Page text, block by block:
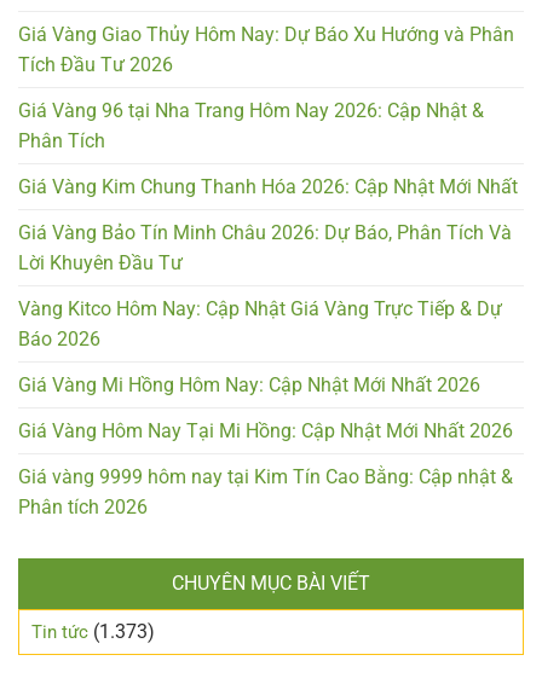
Giá Vàng Giao Thủy Hôm Nay: Dự Báo Xu Hướng và Phân
Tích Đầu Tư 2026
Giá Vàng 96 tại Nha Trang Hôm Nay 2026: Cập Nhật &
Phân Tích
Giá Vàng Kim Chung Thanh Hóa 2026: Cập Nhật Mới Nhất
Giá Vàng Bảo Tín Minh Châu 2026: Dự Báo, Phân Tích Và
Lời Khuyên Đầu Tư
Vàng Kitco Hôm Nay: Cập Nhật Giá Vàng Trực Tiếp & Dự
Báo 2026
Giá Vàng Mi Hồng Hôm Nay: Cập Nhật Mới Nhất 2026
Giá Vàng Hôm Nay Tại Mi Hồng: Cập Nhật Mới Nhất 2026
Giá vàng 9999 hôm nay tại Kim Tín Cao Bằng: Cập nhật &
Phân tích 2026
CHUYÊN MỤC BÀI VIẾT
Tin tức (1.373)